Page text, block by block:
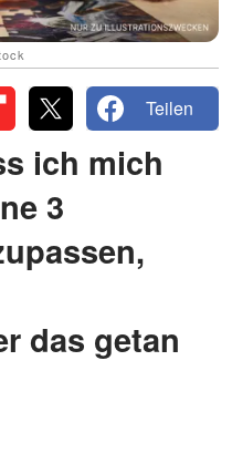
Teilen
ich mich
3
das getan